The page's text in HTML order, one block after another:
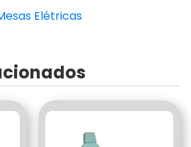
Elétricas